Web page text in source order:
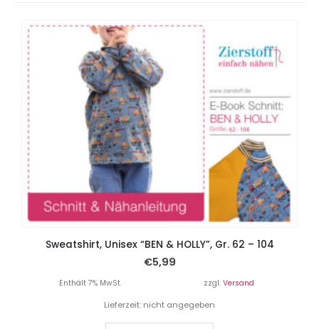
Sweatshirt, Unisex “BEN & HOLLY”, Gr. 62 – 104
€5,99
Enthält 7% MwSt. zzgl. Versand
Lieferzeit: nicht angegeben